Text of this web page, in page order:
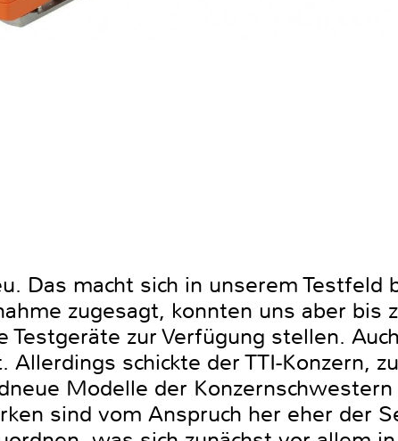
Das macht sich in unserem Testfeld
zugesagt, konnten uns aber bis
Testgeräte zur Verfügung stellen.
Allerdings schickte der TTI-Konzern,
Modelle der Konzernschwestern
sind vom Anspruch her eher der